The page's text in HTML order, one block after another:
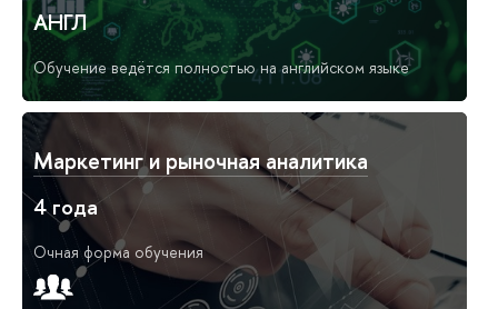
АНГЛ
Обучение ведётся полностью на английском языке
Маркетинг и рыночная аналитика
4 года
Очная форма обучения